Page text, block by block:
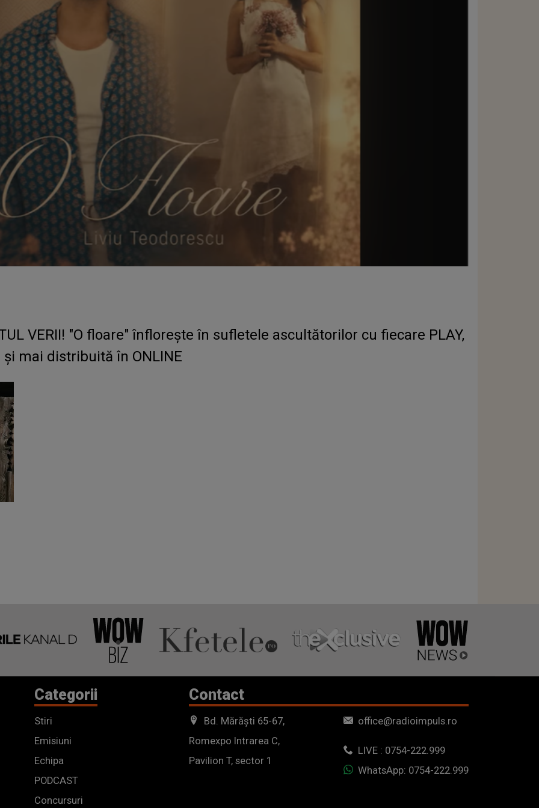
VERII! "O floare" înflorește în sufletele ascultătorilor cu fiecare PLAY,
mai distribuită în ONLINE
Categorii
Stiri
Emisiuni
Echipa
PODCAST
Concursuri
Contact
Bd. Mărăști 65-67,
Romexpo Intrarea C,
Pavilion T, sector 1
office@radioimpuls.ro
LIVE : 0754-222.999
WhatsApp: 0754-222.999